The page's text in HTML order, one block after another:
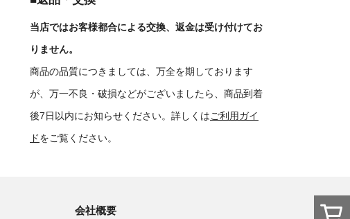
当店ではお客様都合による交換、返金は受け付けてお
りません。
商品の品質につきましては、万全を期しております
が、万一不良・破損などがございましたら、商品到着
後7日以内にお知らせください。詳しくはご利用ガイ
ドをご覧ください。
会社概要